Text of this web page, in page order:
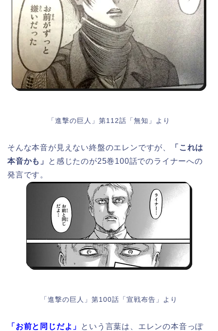
「進撃の巨人」第112話「無知」より
そんな本音が見えない終盤のエレンですが、
「これは
本音かも」
と感じたのが25巻100話でのライナーへの
発言です。
「進撃の巨人」第100話「宣戦布告」より
「お前と同じだよ」
という言葉は、エレンの本音っぽ